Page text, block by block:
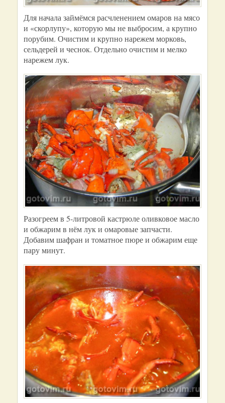
Для начала займёмся расчленением омаров на мясо
и «скорлупу», которую мы не выбросим, а крупно
порубим. Очистим и крупно нарежем морковь,
сельдерей и чеснок. Отдельно очистим и мелко
нарежем лук.
Разогреем в 5-литровой кастрюле оливковое масло
и обжарим в нём лук и омаровые запчасти.
Добавим шафран и томатное пюре и обжарим еще
пару минут.